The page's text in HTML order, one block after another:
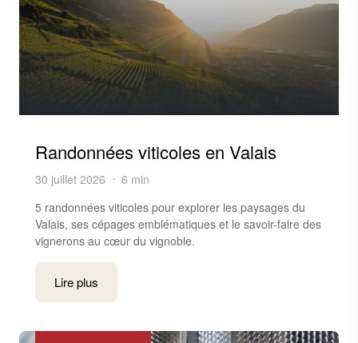
Randonnées viticoles en Valais
30 juillet 2026
6 min
5 randonnées viticoles pour explorer les paysages du
Valais, ses cépages emblématiques et le savoir-faire des
vignerons au cœur du vignoble.
Lire plus